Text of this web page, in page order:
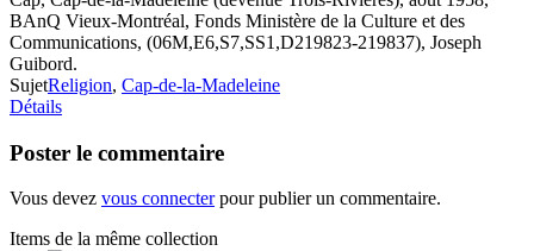
BAnQ Vieux-Montréal, Fonds Ministère de la Culture et des
Communications, (06M,E6,S7,SS1,D219823-219837), Joseph
Guibord.
SujetReligion, Cap-de-la-Madeleine
Détails
Poster le commentaire
Vous devez vous connecterpour publier un commentaire.
Items de la même collection